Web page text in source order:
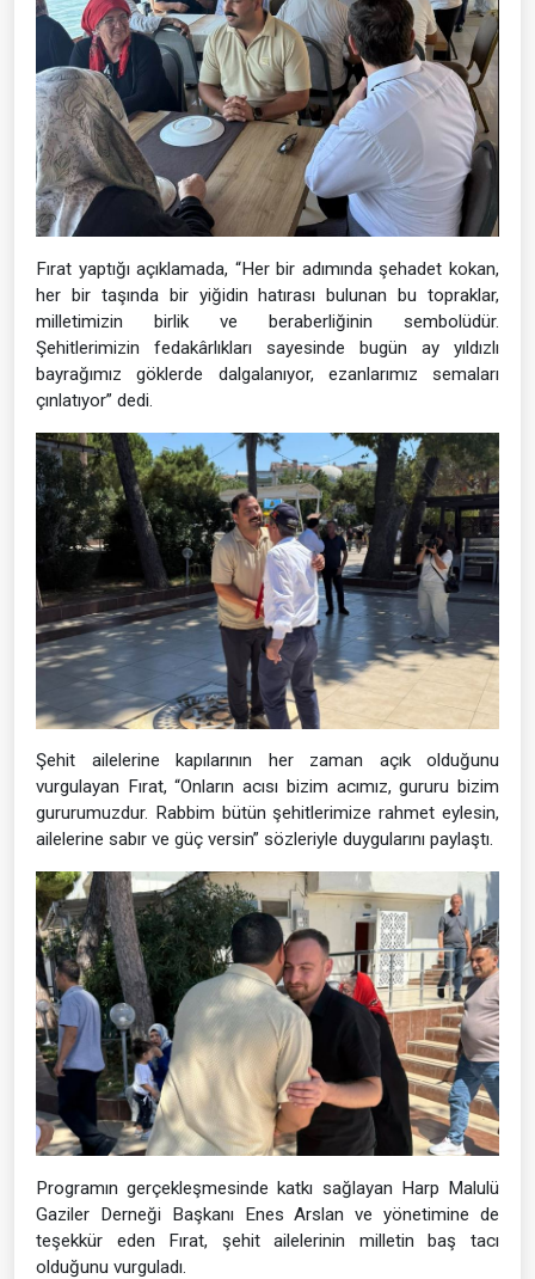
Fırat yaptığı açıklamada, “Her bir adımında şehadet kokan,
her bir taşında bir yiğidin hatırası bulunan bu topraklar,
milletimizin birlik ve beraberliğinin sembolüdür.
Şehitlerimizin fedakârlıkları sayesinde bugün ay yıldızlı
bayrağımız göklerde dalgalanıyor, ezanlarımız semaları
çınlatıyor” dedi.
Şehit ailelerine kapılarının her zaman açık olduğunu
vurgulayan Fırat, “Onların acısı bizim acımız, gururu bizim
gururumuzdur. Rabbim bütün şehitlerimize rahmet eylesin,
ailelerine sabır ve güç versin” sözleriyle duygularını paylaştı.
Programın gerçekleşmesinde katkı sağlayan Harp Malulü
Gaziler Derneği Başkanı Enes Arslan ve yönetimine de
teşekkür eden Fırat, şehit ailelerinin milletin baş tacı
olduğunu vurguladı.